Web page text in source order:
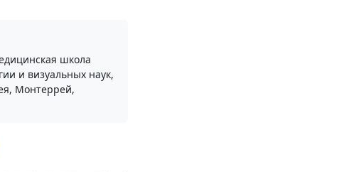
школа
и визуальных наук,
Монтеррей,